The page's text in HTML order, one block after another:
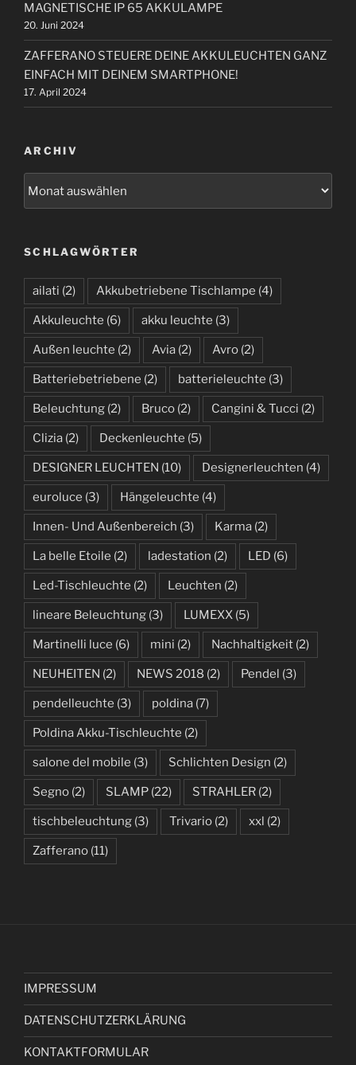
MAGNETISCHE IP 65 AKKULAMPE
20. Juni 2024
ZAFFERANO STEUERE DEINE AKKULEUCHTEN GANZ
EINFACH MIT DEINEM SMARTPHONE!
17. April 2024
ARCHIV
i
v
SCHLAGWÖRTER
ailati (2) Akkubetriebene Tischlampe (4)
Akkuleuchte (6) akku leuchte (3)
Außen leuchte (2) Avia (2) Avro (2)
Batteriebetriebene (2) batterieleuchte (3)
Beleuchtung (2) Bruco (2) Cangini & Tucci (2)
Clizia (2) Deckenleuchte (5)
DESIGNER LEUCHTEN (10) Designerleuchten (4)
euroluce (3) Hängeleuchte (4)
Innen- Und Außenbereich (3) Karma (2)
La belle Etoile (2) ladestation (2) LED (6)
Led-Tischleuchte (2) Leuchten (2)
lineare Beleuchtung (3) LUMEXX (5)
Martinelli luce (6) mini (2) Nachhaltigkeit (2)
NEUHEITEN (2) NEWS 2018 (2) Pendel (3)
pendelleuchte (3) poldina (7)
Poldina Akku-Tischleuchte (2)
salone del mobile (3) Schlichten Design (2)
Segno (2) SLAMP (22) STRAHLER (2)
tischbeleuchtung (3) Trivario (2) xxl (2)
Zafferano (11)
IMPRESSUM
DATENSCHUTZERKLÄRUNG
KONTAKTFORMULAR